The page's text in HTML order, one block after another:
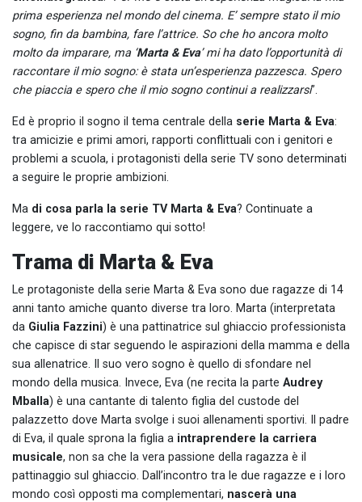
prima esperienza nel mondo del cinema. E’ sempre stato il mio
sogno, fin da bambina, fare l’attrice. So che ho ancora molto
molto da imparare, ma ‘Marta & Eva’ mi ha dato l’opportunità di
raccontare il mio sogno: è stata un’esperienza pazzesca. Spero
che piaccia e spero che il mio sogno continui a realizzarsi”.
Ed è proprio il sogno il tema centrale della serie Marta & Eva:
tra amicizie e primi amori, rapporti conflittuali con i genitori e
problemi a scuola, i protagonisti della serie TV sono determinati
a seguire le proprie ambizioni.
Ma di cosa parla la serie TV Marta & Eva? Continuate a
leggere, ve lo raccontiamo qui sotto!
Trama di Marta & Eva
Le protagoniste della serie Marta & Eva sono due ragazze di 14
anni tanto amiche quanto diverse tra loro. Marta (interpretata
da Giulia Fazzini) è una pattinatrice sul ghiaccio professionista
che capisce di star seguendo le aspirazioni della mamma e della
sua allenatrice. Il suo vero sogno è quello di sfondare nel
mondo della musica. Invece, Eva (ne recita la parte Audrey
Mballa) è una cantante di talento figlia del custode del
palazzetto dove Marta svolge i suoi allenamenti sportivi. Il padre
di Eva, il quale sprona la figlia a intraprendere la carriera
musicale, non sa che la vera passione della ragazza è il
pattinaggio sul ghiaccio. Dall’incontro tra le due ragazze e i loro
mondo così opposti ma complementari, nascerà una